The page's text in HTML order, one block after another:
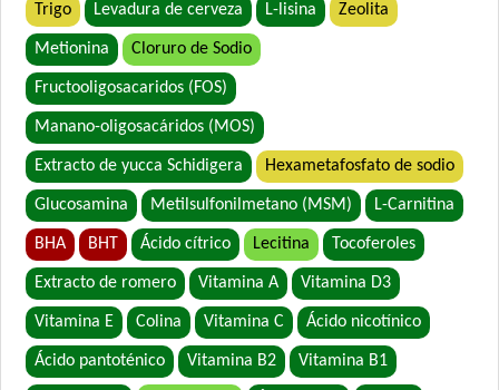
Trigo Levadura de cerveza L-lisina Zeolita
Metionina Cloruro de Sodio
Fructooligosacaridos (FOS)
Manano-oligosacáridos (MOS)
Extracto de yucca Schidigera Hexametafosfato de sodio
Glucosamina Metilsulfonilmetano (MSM) L-Carnitina
BHA BHT Ácido cítrico Lecitina Tocoferoles
Extracto de romero Vitamina A Vitamina D3
Vitamina E Colina Vitamina C Ácido nicotínico
Ácido pantoténico Vitamina B2 Vitamina B1